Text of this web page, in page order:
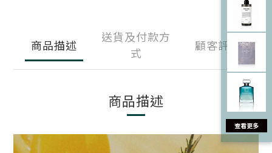
商品描述
送貨及付款方
式
顧客評價
商品描述